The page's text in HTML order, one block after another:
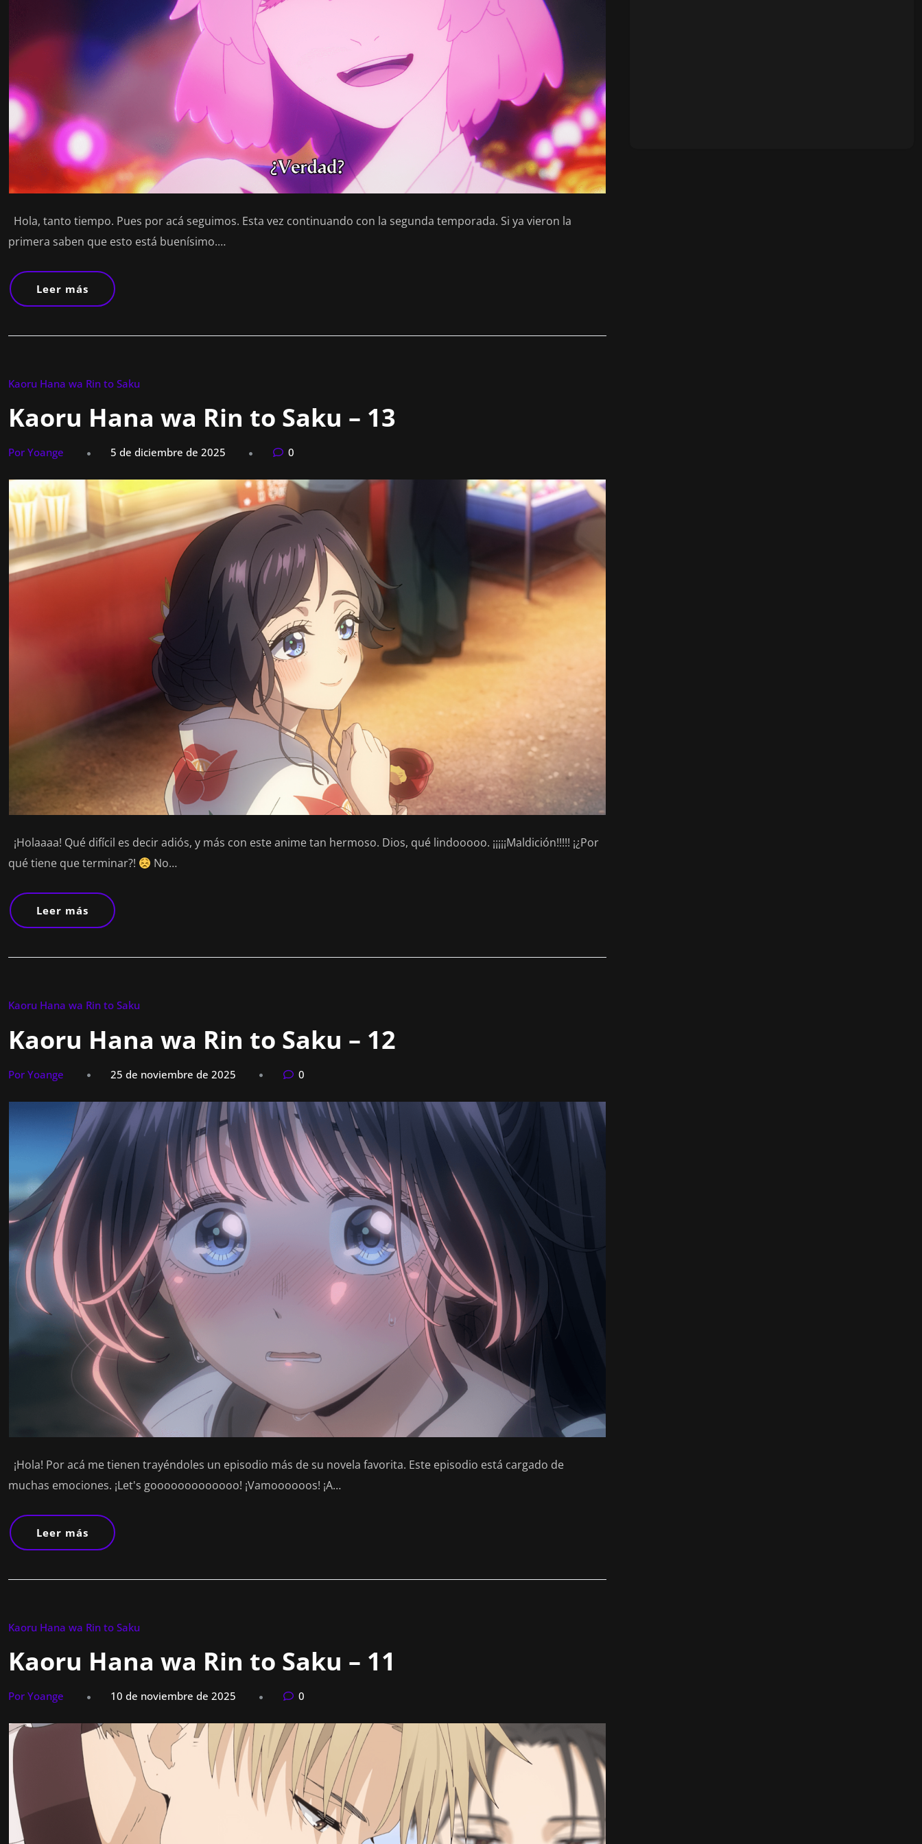
Hola, tanto tiempo. Pues por acá seguimos. Esta vez continuando con la segunda temporada. Si ya vieron la
primera saben que esto está buenísimo.…
Leer más
Kaoru Hana wa Rin to Saku
Kaoru Hana wa Rin to Saku – 13
Por Yoange 5 de diciembre de 2025 0
¡Holaaaa! Qué difícil es decir adiós, y más con este anime tan hermoso. Dios, qué lindooooo. ¡¡¡¡¡Maldición!!!!! ¡¿Por
qué tiene que terminar?!
No…
Leer más
Kaoru Hana wa Rin to Saku
Kaoru Hana wa Rin to Saku – 12
Por Yoange 25 de noviembre de 2025 0
¡Hola! Por acá me tienen trayéndoles un episodio más de su novela favorita. Este episodio está cargado de
muchas emociones. ¡Let's gooooooooooooo! ¡Vamoooooos! ¡A…
Leer más
Kaoru Hana wa Rin to Saku
Kaoru Hana wa Rin to Saku – 11
Por Yoange 10 de noviembre de 2025 0